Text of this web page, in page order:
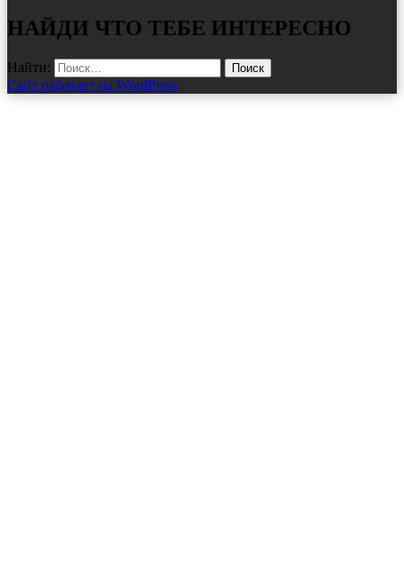
НАЙДИ ЧТО ТЕБЕ ИНТЕРЕСНО
Найти:
Сайт работает на WordPress